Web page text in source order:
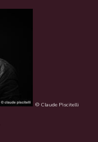
© Claude Piscitelli